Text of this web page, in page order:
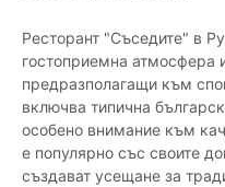
Ресторант "Съседите" в
гостоприемна атмосфера
предразполагащи към
включва типична
особено внимание към
е популярно със своите
създават усещане за